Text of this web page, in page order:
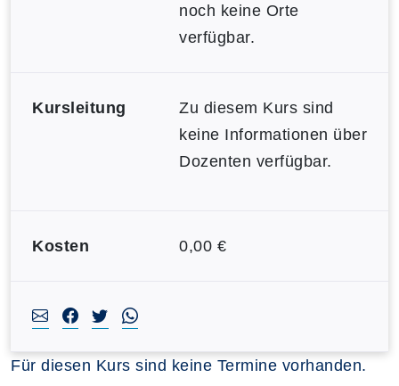
noch keine Orte
verfügbar.
Kursleitung
Zu diesem Kurs sind
keine Informationen über
Dozenten verfügbar.
Kosten 0,00 €
Für diesen Kurs sind keine Termine vorhanden.